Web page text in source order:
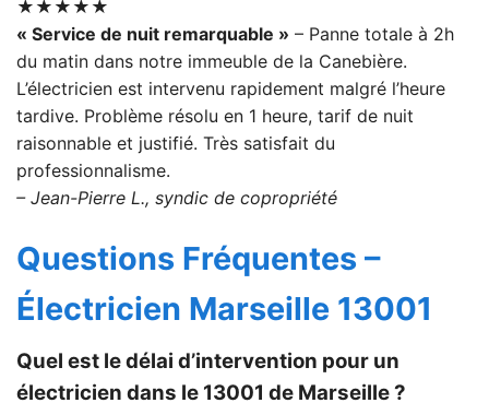
★★★★★
« Service de nuit remarquable » – Panne totale à 2h
du matin dans notre immeuble de la Canebière.
L’électricien est intervenu rapidement malgré l’heure
tardive. Problème résolu en 1 heure, tarif de nuit
raisonnable et justifié. Très satisfait du
professionnalisme.
– Jean-Pierre L., syndic de copropriété
Questions Fréquentes –
Électricien Marseille 13001
Quel est le délai d’intervention pour un
électricien dans le 13001 de Marseille ?